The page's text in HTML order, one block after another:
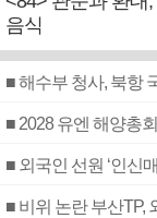
음식
■ 해수부 청사, 북항
■ 2028 유엔 해양총
■ 외국인 선원 ‘인신
■ 비위 논란 부산TP,